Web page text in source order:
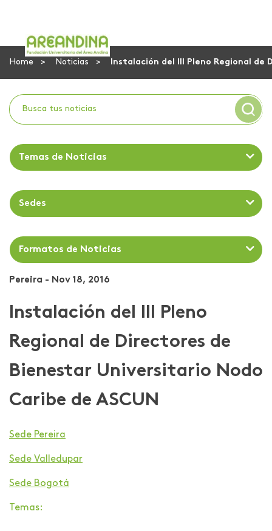
Home Noticias Instalación del III Pleno Regional de
Temas de Noticias
Sedes
Formatos de Noticias
Pereira - Nov 18, 2016
Instalación del III Pleno
Regional de Directores de
Bienestar Universitario Nodo
Caribe de ASCUN
Sede Pereira
Sede Valledupar
Sede Bogotá
Temas: